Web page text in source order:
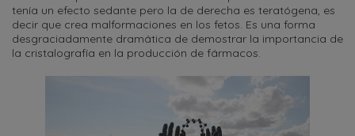
tenía un efecto sedante pero la de derecha es teratógena, es
decir que crea malformaciones en los fetos. Es una forma
desgraciadamente dramática de demostrar la importancia de
la cristalografía en la producción de fármacos.